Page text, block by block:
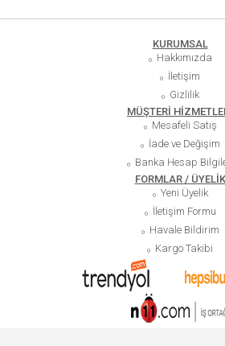
KURUMSAL
Hakkımızda
İletişim
Gizlilik
MÜŞTERİ
Mesafeli Satış
İade ve Değişim
Banka Hesap
FORMLAR / ÜYELİK
Yeni Üyelik
İletişim Formu
Havale Bildirim
Kargo Takibi